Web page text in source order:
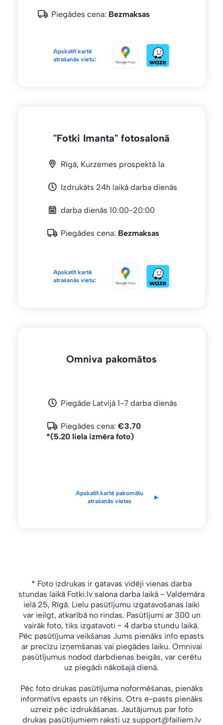
Piegādes cena: Bezmaksas
Apskatīt kartē
atrašanās vietu:
"Fotki Imanta" fotosalonā
Rīgā, Kurzemes prospektā 1a
Izdrukāts 24h laikā darba dienās
darba dienās 10:00-20:00
Piegādes cena: Bezmaksas
Apskatīt kartē
atrašanās vietu:
Omniva pakomātos
Piegāde Latvijā 1-7 darba dienās
Piegādes cena: €3.70
*(5.20 liela izmēra foto)
Apskatīt kartē pakomātu
atrašanās vietas
▸
* Foto izdrukas ir gatavas vidēji vienas darba
stundas laikā Fotki.lv salona darba laikā - Valdemāra
ielā 25, Rīgā. Lielu pasūtījumu izgatavošanas laiki
var ieilgt, atkarībā no rindas. Pasūtījumi ar 300 un
vairāk foto, tiks izgatavoti ~ 4 darba stundu laikā.
Pēc pasūtījuma veikšanas Jums pienāks info epasts
ar precīzu izņemšanas vai piegādes laiku. Omnivai
pasūtījumus nodod darbdienas beigās, var cerētu
uz piegādi nākošajā dienā.
Pēc foto drukas pasūtījuma noformēšanas, pienāks
informatīvs epasts un rēķins. Otrs e-pasts pienāks
uzreiz pēc izdrukāšanas. Jautājumus par foto
drukas pasūtījumiem raksti uz support@failiem.lv